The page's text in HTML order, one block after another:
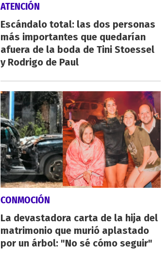
ATENCIÓN
Escándalo total: las dos personas
más importantes que quedarían
afuera de la boda de Tini Stoessel
y Rodrigo de Paul
CONMOCIÓN
La devastadora carta de la hija del
matrimonio que murió aplastado
por un árbol: "No sé cómo seguir"